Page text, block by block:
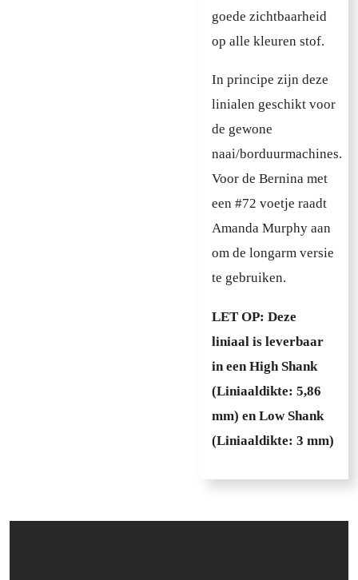
goede zichtbaarheid
op alle kleuren stof.
In principe zijn deze
linialen geschikt voor
de gewone
naai/borduurmachines.
Voor de Bernina met
een #72 voetje raadt
Amanda Murphy aan
om de longarm versie
te gebruiken.
LET OP: Deze
liniaal is leverbaar
in een High Shank
(Liniaaldikte: 5,86
mm) en Low Shank
(Liniaaldikte: 3 mm)